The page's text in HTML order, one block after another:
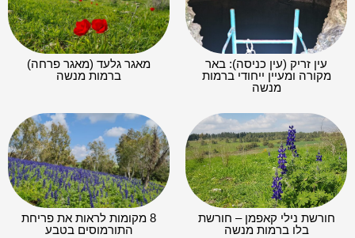
עין זריק (עין כניסה): באר
מקורה ומעיין ייחודי ברמות
מנשה
מאגר גלעד (מאגר פרחה)
ברמות מנשה
חורשת נילי קאפמן – חורשת
בלו ברמות מנשה
8 מקומות לראות את פריחת
התורמוסים בטבע